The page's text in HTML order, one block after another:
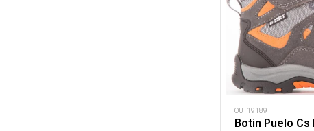
OUT19189
Botin Puelo Cs